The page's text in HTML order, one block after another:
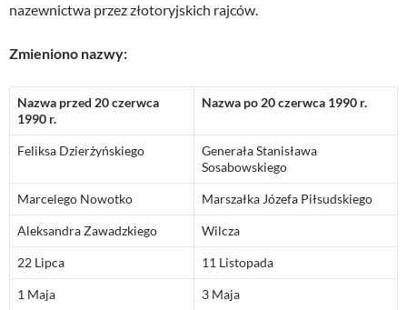
nazewnictwa przez złotoryjskich rajców.
Zmieniono nazwy:
Nazwa przed 20 czerwca
1990 r.
Nazwa po 20 czerwca 1990 r.
Feliksa Dzierżyńskiego
Generała Stanisława
Sosabowskiego
Marcelego Nowotko Marszałka Józefa Piłsudskiego
Aleksandra Zawadzkiego Wilcza
22 Lipca 11 Listopada
1 Maja 3 Maja